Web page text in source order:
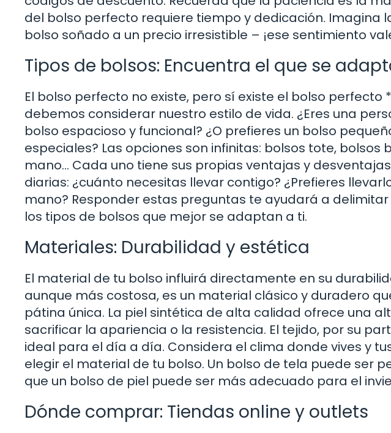
del bolso perfecto requiere tiempo y dedicación. Imagina
bolso soñado a un precio irresistible – ¡ese sentimiento
Tipos de bolsos: Encuentra el que se
El bolso perfecto no existe, pero sí existe el bolso
debemos considerar nuestro estilo de vida. ¿Eres una
bolso espacioso y funcional? ¿O prefieres un bolso
especiales? Las opciones son infinitas: bolsos tote, bolsos
mano… Cada uno tiene sus propias ventajas y
diarias: ¿cuánto necesitas llevar contigo? ¿Prefieres
mano? Responder estas preguntas te ayudará a
los tipos de bolsos que mejor se adaptan a ti.
Materiales: Durabilidad y estética
El material de tu bolso influirá directamente en su
aunque más costosa, es un material clásico y duradero
pátina única. La piel sintética de alta calidad ofrece una
sacrificar la apariencia o la resistencia. El tejido, por su
ideal para el día a día. Considera el clima donde vives y
elegir el material de tu bolso. Un bolso de tela puede ser
que un bolso de piel puede ser más adecuado para el
Dónde comprar: Tiendas online y outlets